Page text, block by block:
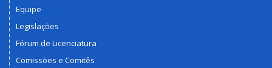
Equipe
Legislações
Fórum de Licenciatura
Comissões e Comitês